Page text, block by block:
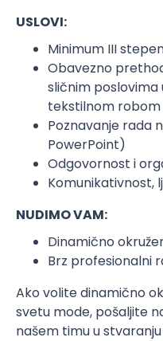
USLOVI:
Minimum III
Obavezno
sličnim
tekstilnom robom
Poznavanje rada
PowerPoint)
Odgovornost i
Komunikativnost,
NUDIMO VAM:
Dinamično
Brz profesionalni
Ako volite dinamično
svetu mode, pošaljite
našem timu u